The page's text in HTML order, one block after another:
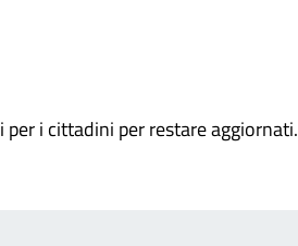
i cittadini per restare aggiornati.